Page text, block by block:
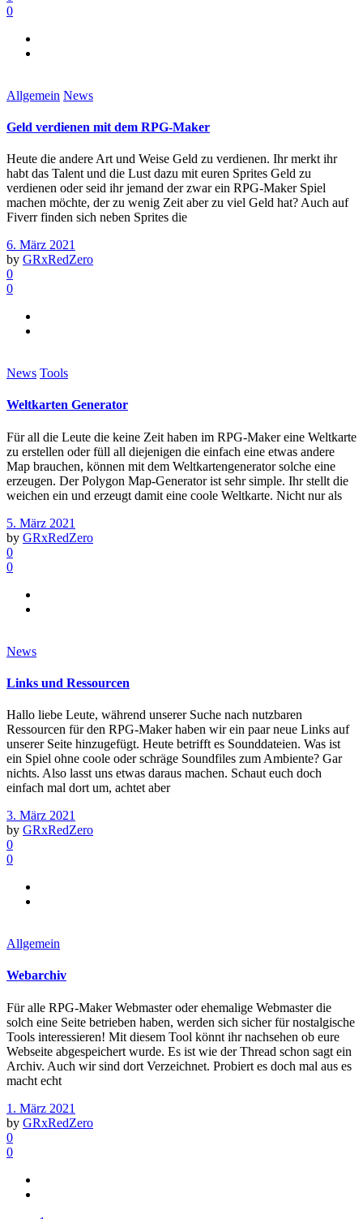
0
Allgemein News
Geld verdienen mit dem RPG-Maker
Heute die andere Art und Weise Geld zu verdienen. Ihr merkt ihr
habt das Talent und die Lust dazu mit euren Sprites Geld zu
verdienen oder seid ihr jemand der zwar ein RPG-Maker Spiel
machen möchte, der zu wenig Zeit aber zu viel Geld hat? Auch auf
Fiverr finden sich neben Sprites die
6. März 2021
by GRxRedZero
0
0
News Tools
Weltkarten Generator
Für all die Leute die keine Zeit haben im RPG-Maker eine Weltkarte
zu erstellen oder füll all diejenigen die einfach eine etwas andere
Map brauchen, können mit dem Weltkartengenerator solche eine
erzeugen. Der Polygon Map-Generator ist sehr simple. Ihr stellt die
weichen ein und erzeugt damit eine coole Weltkarte. Nicht nur als
5. März 2021
by GRxRedZero
0
0
News
Links und Ressourcen
Hallo liebe Leute, während unserer Suche nach nutzbaren
Ressourcen für den RPG-Maker haben wir ein paar neue Links auf
unserer Seite hinzugefügt. Heute betrifft es Sounddateien. Was ist
ein Spiel ohne coole oder schräge Soundfiles zum Ambiente? Gar
nichts. Also lasst uns etwas daraus machen. Schaut euch doch
einfach mal dort um, achtet aber
3. März 2021
by GRxRedZero
0
0
Allgemein
Webarchiv
Für alle RPG-Maker Webmaster oder ehemalige Webmaster die
solch eine Seite betrieben haben, werden sich sicher für nostalgische
Tools interessieren! Mit diesem Tool könnt ihr nachsehen ob eure
Webseite abgespeichert wurde. Es ist wie der Thread schon sagt ein
Archiv. Auch wir sind dort Verzeichnet. Probiert es doch mal aus es
macht echt
1. März 2021
by GRxRedZero
0
0